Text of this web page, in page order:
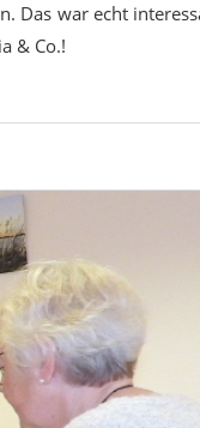
Das war echt
& Co.!